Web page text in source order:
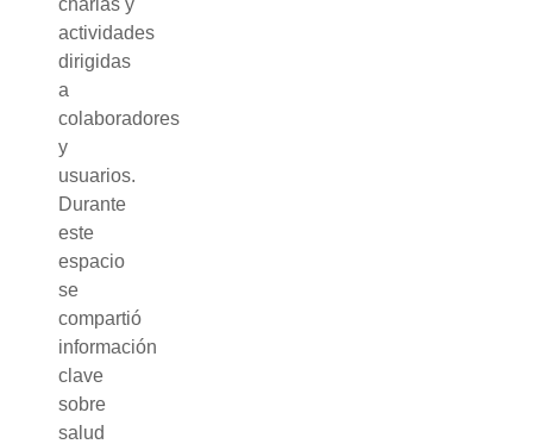
charlas y
actividades
dirigidas
a
colaboradores
y
usuarios.
Durante
este
espacio
se
compartió
información
clave
sobre
salud